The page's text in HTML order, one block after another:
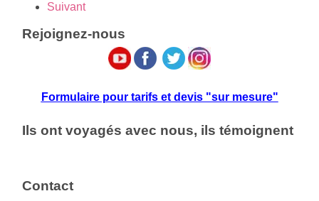
Suivant
Rejoignez-nous
Formulaire pour tarifs et devis "sur mesure"
Ils ont voyagés avec nous, ils témoignent
Contact